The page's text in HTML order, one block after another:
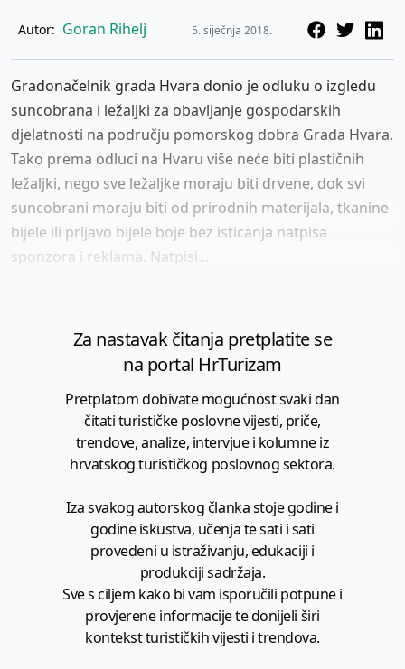
Autor: Goran Rihelj 5. siječnja 2018.
Gradonačelnik grada Hvara donio je odluku o izgledu
suncobrana i ležaljki za obavljanje gospodarskih
djelatnosti na području pomorskog dobra Grada Hvara.
Tako prema odluci na Hvaru više neće biti plastičnih
ležaljki, nego sve ležaljke moraju biti drvene, dok svi
suncobrani moraju biti od prirodnih materijala, tkanine
bijele ili prljavo bijele boje bez isticanja natpisa
sponzora i reklama. Natpisi...
Za nastavak čitanja pretplatite se
na portal HrTurizam
Pretplatom dobivate mogućnost svaki dan
čitati turističke poslovne vijesti, priče,
trendove, analize, intervjue i kolumne iz
hrvatskog turističkog poslovnog sektora.
Iza svakog autorskog članka stoje godine i
godine iskustva, učenja te sati i sati
provedeni u istraživanju, edukaciji i
produkciji sadržaja.
Sve s ciljem kako bi vam isporučili potpune i
provjerene informacije te donijeli širi
kontekst turističkih vijesti i trendova.